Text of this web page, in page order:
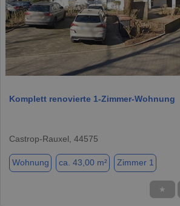
Komplett renovierte 1-Zimmer-Wohnung
Castrop-Rauxel, 44575
Wohnung ca. 43,00 m² Zimmer 1
★